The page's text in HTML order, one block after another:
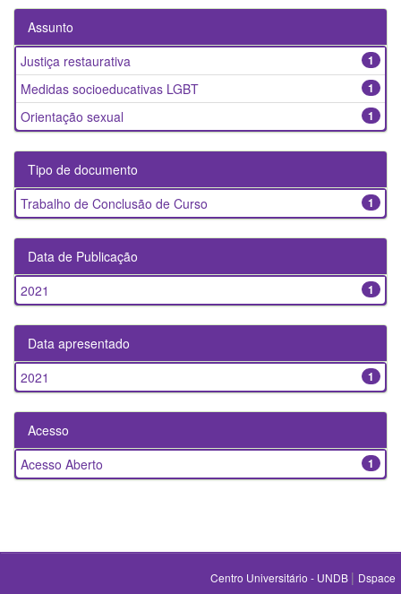
Assunto
1
Justiça restaurativa
1
Medidas socioeducativas LGBT
1
Orientação sexual
Tipo de documento
1
Trabalho de Conclusão de Curso
Data de Publicação
1
2021
Data apresentado
1
2021
Acesso
1
Acesso Aberto
Centro Universitário - UNDB | Dspace